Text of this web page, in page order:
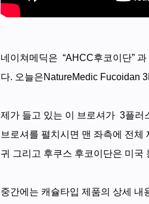
네이쳐메딕은 “AHCC후코이단”
다. 오늘은NatureMedic Fucoidan
제가 들고 있는 이 브로셔가 3플러
브로셔를 펼치시면 맨 좌측에 전
귀 그리고 후쿠스 후코이단은 미국
중간에는 캐슐타입 제품의 상세